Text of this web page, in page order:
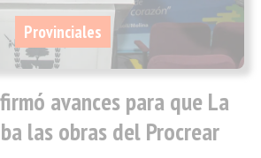
avances para que La
las obras del Procrear
Provinciales